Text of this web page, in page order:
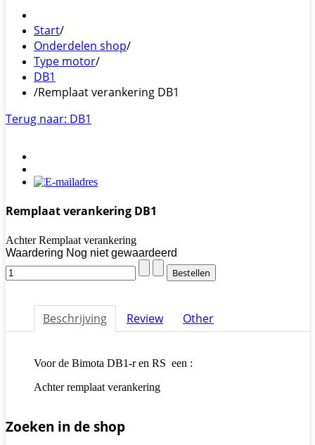
Start/
Onderdelen shop/
Type motor/
DB1
/Remplaat verankering DB1
Terug naar: DB1
Remplaat verankering DB1
Achter Remplaat verankering
Waardering Nog niet gewaardeerd
Beschrijving Review Other
Voor de Bimota DB1-r en RS een :
Achter remplaat verankering
Zoeken in de shop